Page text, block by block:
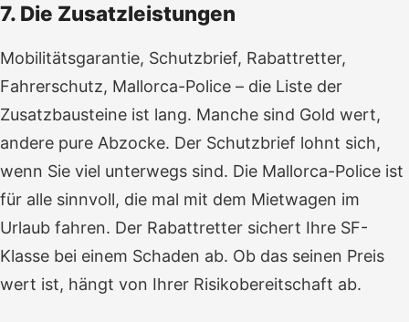
7. Die Zusatzleistungen
Mobilitätsgarantie, Schutzbrief, Rabattretter,
Fahrerschutz, Mallorca-Police – die Liste der
Zusatzbausteine ist lang. Manche sind Gold wert,
andere pure Abzocke. Der Schutzbrief lohnt sich,
wenn Sie viel unterwegs sind. Die Mallorca-Police ist
für alle sinnvoll, die mal mit dem Mietwagen im
Urlaub fahren. Der Rabattretter sichert Ihre SF-
Klasse bei einem Schaden ab. Ob das seinen Preis
wert ist, hängt von Ihrer Risikobereitschaft ab.